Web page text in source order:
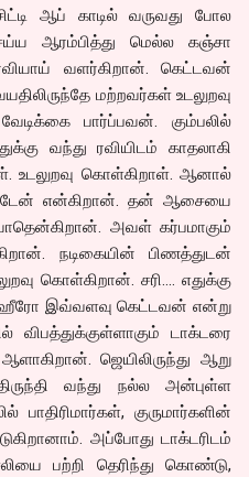
ஆப் காடில் வருவது போல
ஆரம்பித்து மெல்ல கஞ்சா
வளர்கிறான். கெட்டவன்
மற்றவர்கள் உடலுறவு
பார்ப்பவன். கும்பலில்
வந்து ரவியிடம் காதலாகி
உடலுறவு கொள்கிறாள். ஆனால்
என்கிறான். தன் ஆசையை
அவள் கர்பமாகும்
நடிகையின் பிணத்துடன்
கொள்கிறான். சரி…. எதுக்கு
ஹீரோ இவ்வளவு கெட்டவன் என்று
டாக்டரை
ஜெயிலிருந்து ஆறு
வந்து நல்ல அன்புள்ள
குருமார்களின்
அப்போது டாக்டரிடம்
பற்றி தெரிந்து கொண்டு,